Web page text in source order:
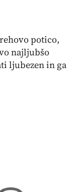
potico,
najljubšo
ljubezen in ga